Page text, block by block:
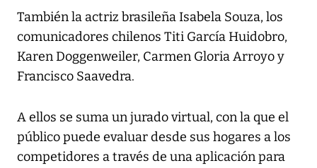
También la actriz brasileña Isabela Souza, los
comunicadores chilenos Titi García Huidobro,
Karen Doggenweiler, Carmen Gloria Arroyo y
Francisco Saavedra.
A ellos se suma un jurado virtual, con la que el
público puede evaluar desde sus hogares a los
competidores a través de una aplicación para